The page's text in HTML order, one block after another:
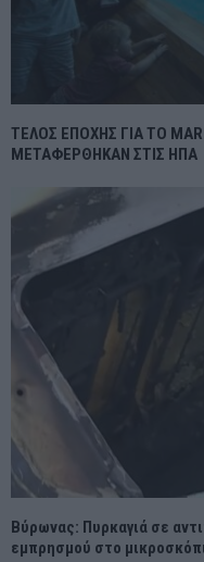
ΤΕΛΟΣ ΕΠΟΧΗΣ ΓΙΑ ΤΟ
ΜΕΤΑΦΕΡΘΗΚΑΝ ΣΤΙΣ ΗΠΑ
Βύρωνας: Πυρκαγιά σε
εμπρησμού στο